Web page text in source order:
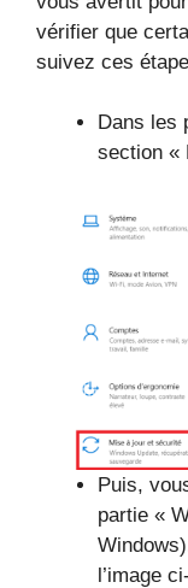
vérifier que
suivez ces
Dans les
section «
Puis,
partie «
l’image